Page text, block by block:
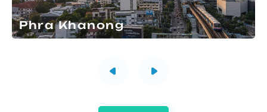
Phra Khanong